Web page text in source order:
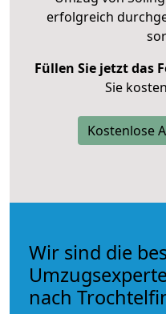
erfolgreich
Füllen Sie jetzt das
Sie
Kostenlose
Wir sind die
nach